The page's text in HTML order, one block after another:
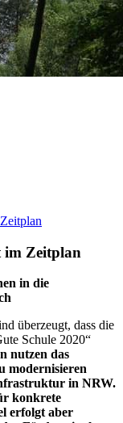
im Zeitplan
in die
überzeugt, dass die
Schule 2020“
nutzen das
modernisieren
in NRW.
konkrete
erfolgt aber